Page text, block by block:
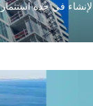
في جدة استثمار